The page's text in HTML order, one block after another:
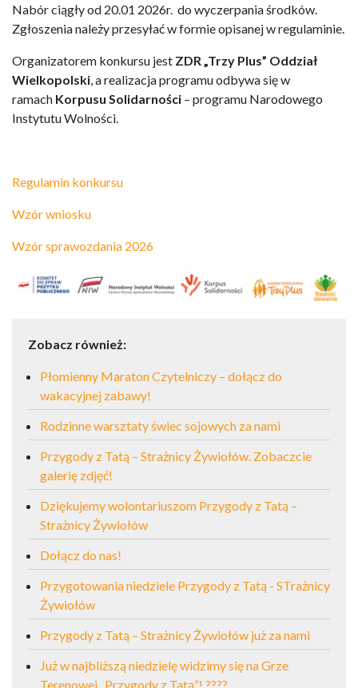
Nabór ciągły od 20.01 2026r. do wyczerpania środków.
Zgłoszenia należy przesyłać w formie opisanej w regulaminie.
Organizatorem konkursu jest ZDR „Trzy Plus” Oddział
Wielkopolski , a realizacja programu odbywa się w
ramach Korpusu Solidarności – programu Narodowego
Instytutu Wolności.
Regulamin konkursu
Wzór wniosku
Wzór sprawozdania 2026
Zobacz również:
Płomienny Maraton Czytelniczy – dołącz do
wakacyjnej zabawy!
Rodzinne warsztaty świec sojowych za nami
Przygody z Tatą – Strażnicy Żywiołów. Zobaczcie
galerię zdjęć!
Dziękujemy wolontariuszom Przygody z Tatą –
Strażnicy Żywiołów
Dołącz do nas!
Przygotowania niedziele Przygody z Tatą - STrażnicy
Żywiołów
Przygody z Tatą – Strażnicy Żywiołów już za nami
Już w najbliższą niedzielę widzimy się na Grze
Terenowej „Przygody z Tatą”! ????